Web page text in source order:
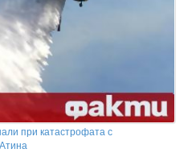
при катастрофата с